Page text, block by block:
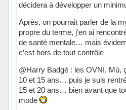
décidera à développer un
Après, on pourrait parler de la
propre du terme, j’en ai
de santé mentale… mais
c’est hors de tout contrôle
@Harry Badgé : les OVNI, Mù,
10 et 15 ans… puis je suis
15 et 20 ans… bien avant que
mode